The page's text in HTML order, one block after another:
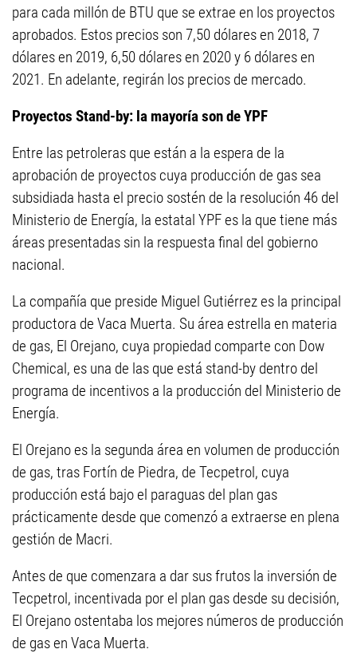
para cada millón de BTU que se extrae en los proyectos
aprobados. Estos precios son 7,50 dólares en 2018, 7
dólares en 2019, 6,50 dólares en 2020 y 6 dólares en
2021. En adelante, regirán los precios de mercado.
Proyectos Stand-by: la mayoría son de YPF
Entre las petroleras que están a la espera de la
aprobación de proyectos cuya producción de gas sea
subsidiada hasta el precio sostén de la resolución 46 del
Ministerio de Energía, la estatal YPF es la que tiene más
áreas presentadas sin la respuesta final del gobierno
nacional.
La compañía que preside Miguel Gutiérrez es la principal
productora de Vaca Muerta. Su área estrella en materia
de gas, El Orejano, cuya propiedad comparte con Dow
Chemical, es una de las que está stand-by dentro del
programa de incentivos a la producción del Ministerio de
Energía.
El Orejano es la segunda área en volumen de producción
de gas, tras Fortín de Piedra, de Tecpetrol, cuya
producción está bajo el paraguas del plan gas
prácticamente desde que comenzó a extraerse en plena
gestión de Macri.
Antes de que comenzara a dar sus frutos la inversión de
Tecpetrol, incentivada por el plan gas desde su decisión,
El Orejano ostentaba los mejores números de producción
de gas en Vaca Muerta.